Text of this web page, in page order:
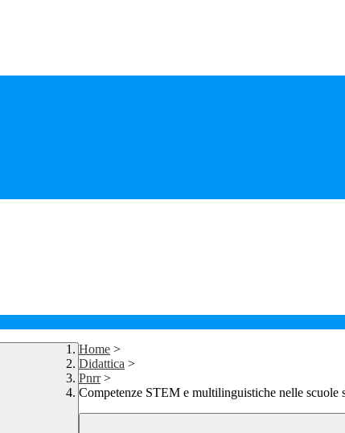
Home >
Didattica >
Pnrr >
Competenze STEM e multilinguistiche nelle